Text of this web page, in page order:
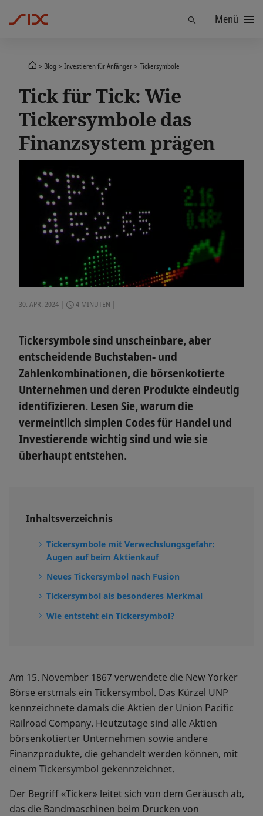
FindenMenü
Blog Investieren für Anfänger Tickersymbole
Tick für Tick: Wie
Tickersymbole das
Finanzsystem prägen
30. APR. 2024 4 MINUTEN
Tickersymbole sind unscheinbare, aber
entscheidende Buchstaben- und
Zahlenkombinationen, die börsenkotierte
Unternehmen und deren Produkte eindeutig
identifizieren. Lesen Sie, warum die
vermeintlich simplen Codes für Handel und
Investierende wichtig sind und wie sie
überhaupt entstehen.
Inhaltsverzeichnis
Tickersymbole mit Verwechslungsgefahr:
Augen auf beim Aktienkauf
Neues Tickersymbol nach Fusion
Tickersymbol als besonderes Merkmal
Wie entsteht ein Tickersymbol?
Am 15. November 1867 verwendete die New Yorker
Börse erstmals ein Tickersymbol. Das Kürzel UNP
kennzeichnete damals die Aktien der Union Pacific
Railroad Company. Heutzutage sind alle Aktien
börsenkotierter Unternehmen sowie andere
Finanzprodukte, die gehandelt werden können, mit
einem Tickersymbol gekennzeichnet.
Der Begriff «Ticker» leitet sich von dem Geräusch ab,
das die Bandmaschinen beim Drucken von